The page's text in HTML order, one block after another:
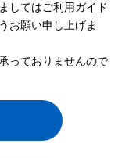
してはご利用ガイド
お願い申し上げま
っておりませんので